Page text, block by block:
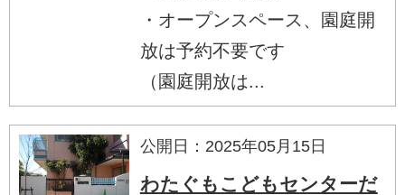
・オープンスペース、園庭開
放は予約不要です
（園庭開放は...
公開日：2025年05月15日
わたぐもこどもセンターだ